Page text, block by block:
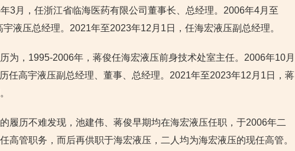
3月，任浙江省临海医药有限公司董事长、总经理。2006年4月至
液压总经理。2021年至2023年12月1日，任海宏液压副总经理。
为，1995-2006年，蒋俊任海宏液压前身技术处室主任。2006年10月
任高宇液压副总经理、董事、总经理。2021年至2023年12月1日，蒋
履历不难发现，池建伟、蒋俊早期均在海宏液压任职，于2006年二
高管职务，而后再供职于海宏液压，二人均为海宏液压的现任高管。